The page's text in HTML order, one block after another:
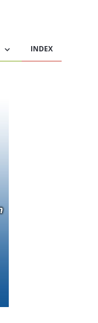
INDEX